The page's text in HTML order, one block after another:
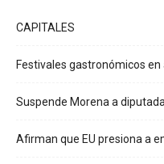
CAPITALES
Festivales gastronómicos en
Suspende Morena a
Afirman que EU presiona a